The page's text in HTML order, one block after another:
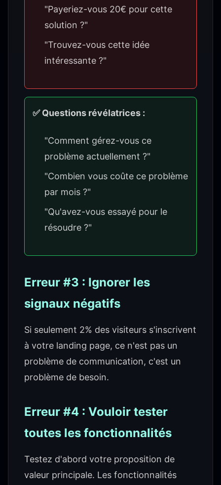
"Payeriez-vous 20€ pour cette
solution ?"
"Trouvez-vous cette idée
intéressante ?"
✅ Questions révélatrices :
"Comment gérez-vous ce
problème actuellement ?"
"Combien vous coûte ce problème
par mois ?"
"Qu'avez-vous essayé pour le
résoudre ?"
Erreur #3 : Ignorer les
signaux négatifs
Si seulement 2% des visiteurs s'inscrivent
à votre landing page, ce n'est pas un
problème de communication, c'est un
problème de besoin.
Erreur #4 : Vouloir tester
toutes les fonctionnalités
Testez d'abord votre proposition de
valeur principale. Les fonctionnalités